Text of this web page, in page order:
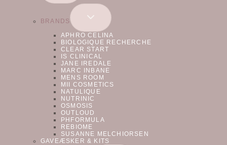
BRANDS
SKIFT
UNDERMENU
APHRO CELINA
BIOLOGIQUE RECHERCHE
CLEAR START
IS CLINICAL
JANE IREDALE
MARC INBANE
MENS ROOM
MII COSMETICS
NATULIQUE
NUTRINIC
OSMOSIS
OUTLOUD
PHFORMULA
REBIOME
SUSANNE MELCHIORSEN
GAVEÆSKER & KITS